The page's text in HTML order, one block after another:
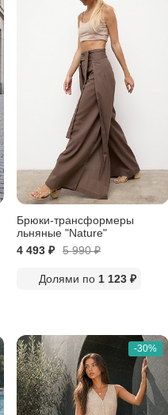
Брюки-трансформеры
льняные "Nature"
4 493 ₽
5 990₽
Долями по 1 123 ₽
-30%